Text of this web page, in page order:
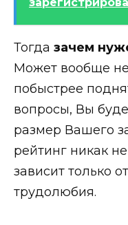
Тогда зачем
Может вообще не
побыстрее
вопросы, Вы
размер Вашего
рейтинг никак
зависит только
трудолюбия.